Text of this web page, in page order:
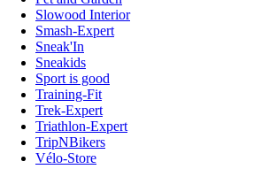
Slowood Interior
Smash-Expert
Sneak'In
Sneakids
Sport is good
Training-Fit
Trek-Expert
Triathlon-Expert
TripNBikers
Vélo-Store